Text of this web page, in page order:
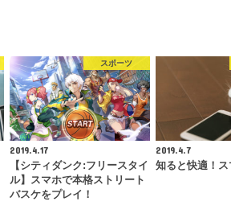
スポーツ
2019.4.17
【シティダンク:フリースタイ
ル】スマホで本格ストリート
バスケをプレイ！
2019.4.7
知ると快適！